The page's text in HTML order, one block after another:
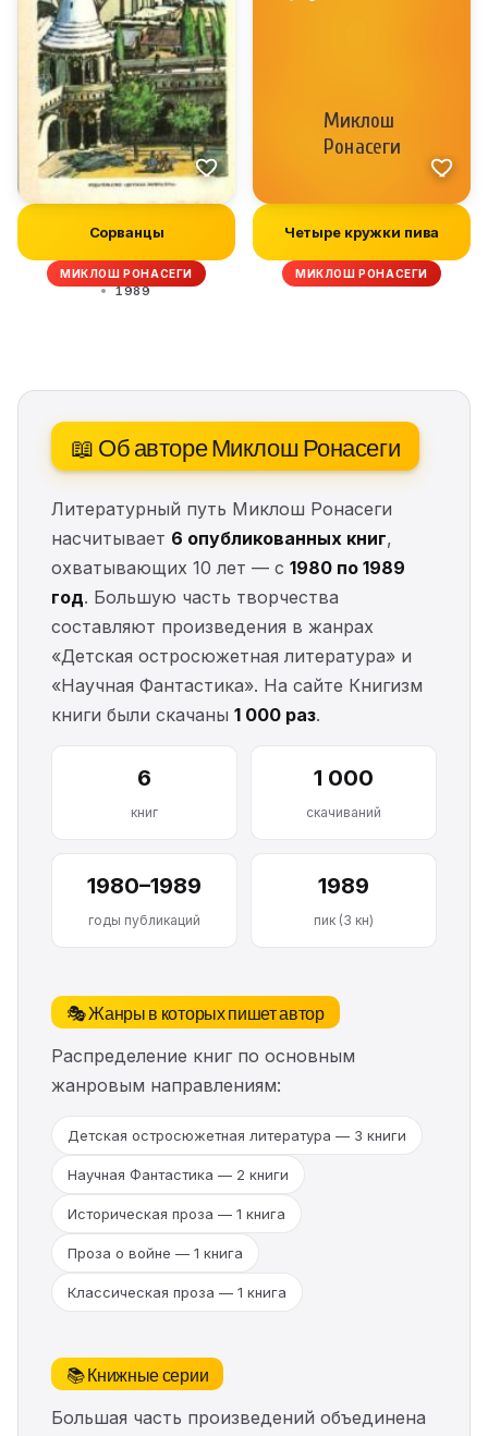
Сорванцы
МИКЛОШ РОНАСЕГИ
1989
Четыре кружки пива
МИКЛОШ РОНАСЕГИ
📖 Об авторе Миклош Ронасеги
Литературный путь Миклош Ронасеги
насчитывает 6 опубликованных книг,
охватывающих 10 лет — с 1980 по 1989
год. Большую часть творчества
составляют произведения в жанрах
«Детская остросюжетная литература» и
«Научная Фантастика». На сайте Книгизм
книги были скачаны 1 000 раз.
6
книг
1 000
скачиваний
1980–1989
годы публикаций
1989
пик (3 кн)
🎭 Жанры в которых пишет автор
Распределение книг по основным
жанровым направлениям:
Детская остросюжетная литература — 3 книги
Научная Фантастика — 2 книги
Историческая проза — 1 книга
Проза о войне — 1 книга
Классическая проза — 1 книга
📚 Книжные серии
Большая часть произведений объединена